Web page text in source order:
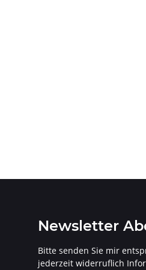
Newsletter
Bitte senden Sie mir
jederzeit widerruflich